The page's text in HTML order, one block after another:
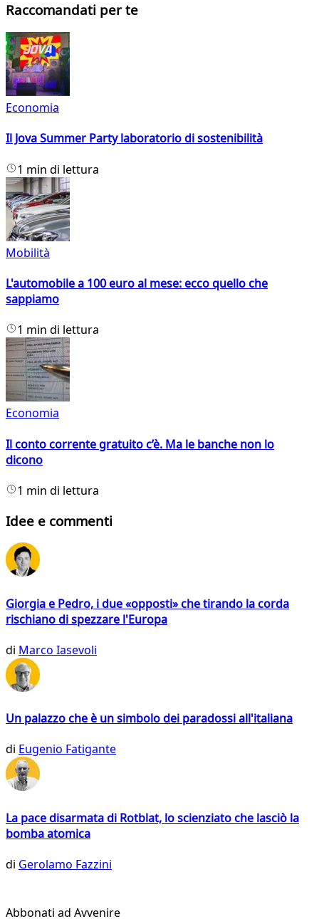
Raccomandati per te
Economia
Il Jova Summer Party laboratorio di sostenibilità
1 min di lettura
Mobilità
L'automobile a 100 euro al mese: ecco quello che
sappiamo
1 min di lettura
Economia
Il conto corrente gratuito c’è. Ma le banche non lo
dicono
1 min di lettura
Idee e commenti
Giorgia e Pedro, i due «opposti» che tirando la corda
rischiano di spezzare l'Europa
di Marco Iasevoli
Un palazzo che è un simbolo dei paradossi all'italiana
di Eugenio Fatigante
La pace disarmata di Rotblat, lo scienziato che lasciò la
bomba atomica
di Gerolamo Fazzini
Abbonati ad Avvenire